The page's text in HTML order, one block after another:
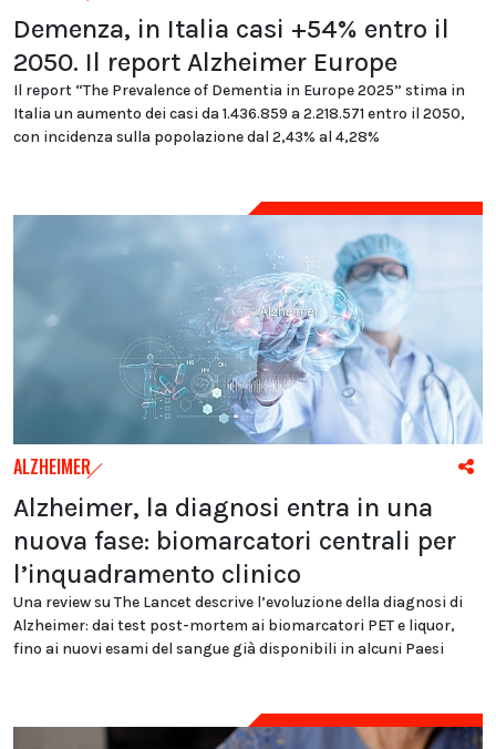
Demenza, in Italia casi +54% entro il
2050. Il report Alzheimer Europe
Il report “The Prevalence of Dementia in Europe 2025” stima in
Italia un aumento dei casi da 1.436.859 a 2.218.571 entro il 2050,
con incidenza sulla popolazione dal 2,43% al 4,28%
ALZHEIMER
Alzheimer, la diagnosi entra in una
nuova fase: biomarcatori centrali per
l’inquadramento clinico
Una review su The Lancet descrive l’evoluzione della diagnosi di
Alzheimer: dai test post-mortem ai biomarcatori PET e liquor,
fino ai nuovi esami del sangue già disponibili in alcuni Paesi